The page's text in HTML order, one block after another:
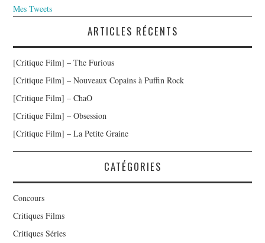
Mes Tweets
ARTICLES RÉCENTS
[Critique Film] – The Furious
[Critique Film] – Nouveaux Copains à Puffin Rock
[Critique Film] – ChaO
[Critique Film] – Obsession
[Critique Film] – La Petite Graine
CATÉGORIES
Concours
Critiques Films
Critiques Séries